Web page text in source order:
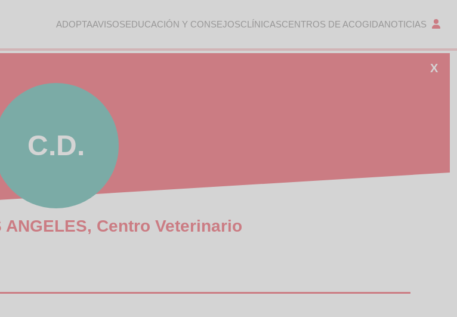
ADOPTAAVISOSEDUCACIÓN Y CONSEJOSCLÍNICASCENTROS DE ACOGIDANOTICIAS
X
C.D.
ANGELES, Centro Veterinario